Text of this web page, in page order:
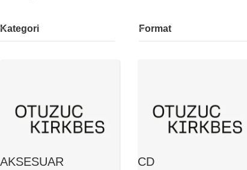
Kategori Format
AKSESUAR CD